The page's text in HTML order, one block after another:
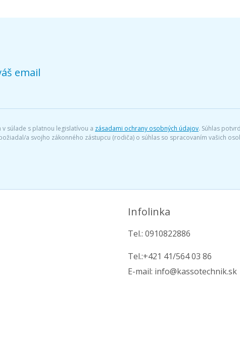
email
súlade s platnou legislatívou a zásadami ochrany osobných údajov. Súhlas
a svojho zákonného zástupcu (rodiča) o súhlas so spracovaním vašich
Infolinka
Tel.: 0910822886
Tel.:+421 41/564 03 86
E-mail: info@kassotechnik.sk